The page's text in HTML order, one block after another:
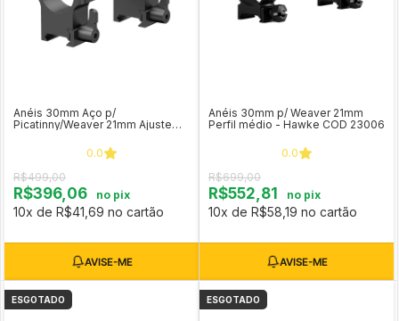
Anéis 30mm Aço p/
Picatinny/Weaver 21mm Ajuste
médio) XASR-SQ12
0.0
R$499,00
R$396,06 no pix
10x de R$41,69 no cartão
Anéis 30mm p/ Weaver 21mm
Perfil médio - Hawke COD 23006
0.0
R$699,00
R$552,81 no pix
10x de R$58,19 no cartão
ESGOTADO ESGOTADO